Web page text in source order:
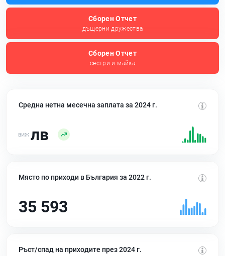
Сборен Отчет
дъщерни дружества
Сборен Отчет
сестри и майка
Средна нетна месечна заплата за 2024 г.
лв
Място по приходи в България за 2022 г.
35 593
Ръст/спад на приходите през 2024 г.